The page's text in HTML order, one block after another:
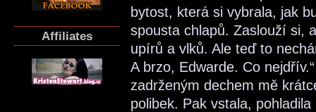
Affiliates
bytost, která si vybrala, jak
spousta chlapů. Zaslouží si,
upírů a vlků. Ale teď to
A brzo, Edwarde. Co
zadrženým dechem mě
polibek. Pak vstala,